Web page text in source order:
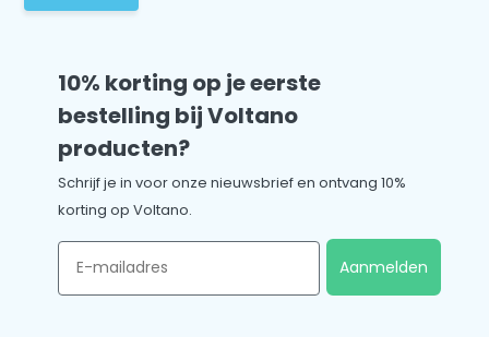
10% korting op je eerste
bestelling bij Voltano
producten?
Schrijf je in voor onze nieuwsbrief en ontvang 10%
korting op Voltano.
Email
Aanmelden